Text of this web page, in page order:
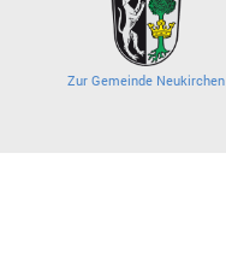
Zur Gemeinde Neukirchen